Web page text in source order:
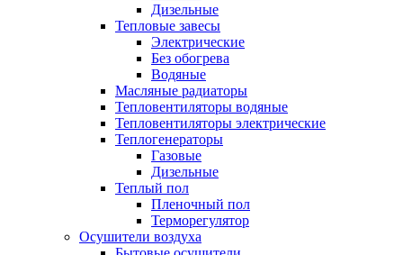
Дизельные
Тепловые завесы
Электрические
Без обогрева
Водяные
Масляные радиаторы
Тепловентиляторы водяные
Тепловентиляторы электрические
Теплогенераторы
Газовые
Дизельные
Теплый пол
Пленочный пол
Терморегулятор
Осушители воздуха